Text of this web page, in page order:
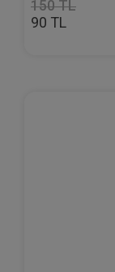
150 TL
90 TL